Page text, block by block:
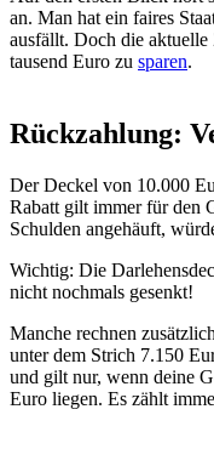
an. Man hat ein faires
ausfällt. Doch die aktuelle
tausend Euro zu sparen.
Rückzahlung:
Der Deckel von 10.000
Rabatt gilt immer für den
Schulden angehäuft,
Wichtig: Die
nicht nochmals gesenkt!
Manche rechnen
unter dem Strich 7.150
und gilt nur, wenn deine
Euro liegen. Es zählt